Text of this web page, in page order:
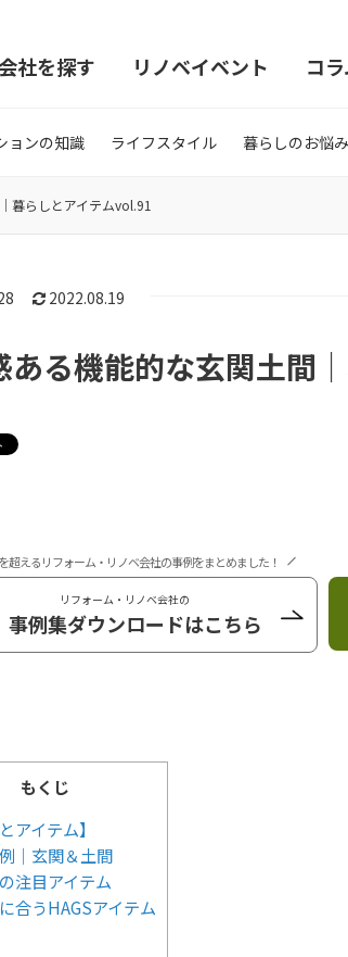
社を探す リノベイベント コ
ョンの知識 ライフスタイル 暮らしのお悩み
暮らしとアイテムvol.91
2022.08.19
ある機能的な玄関土間
超えるリフォーム・リノベ会社の事例をまとめました！
リフォーム・リノベ会社の
事例集ダウンロードはこちら
もくじ
アイテム】
｜玄関＆土間
注目アイテム
合うHAGSアイテム